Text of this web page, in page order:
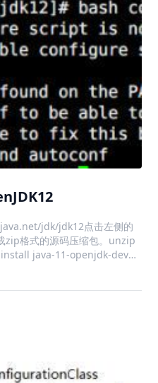
jdk/jdk12点击左侧的
zip格式的源码压缩包。unzip
java-11-openjdk-devel